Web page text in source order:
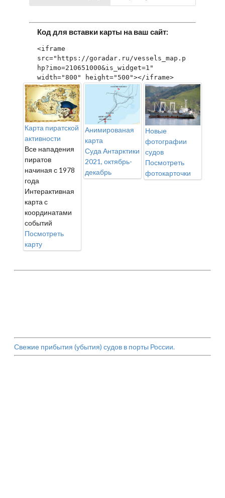
Код для вставки карты на ваш сайт:
<iframe
src="https://goradar.ru/vessels_map.p
hp?imo=210651000&is_widget=1"
width="800" height="500"></iframe>
Карта пиратской
активности
Все нападения
пиратов
начиная с 1978
года
Интерактивная
карта с
координатами
событий
Посмотреть
карту
Анимированая
карта
Суда Антарктики
2021, октябрь-
декабрь
Новые
фотографии
судов
Посмотреть
фотокарточки
Свежие прибытия (убытия) судов в порты России.